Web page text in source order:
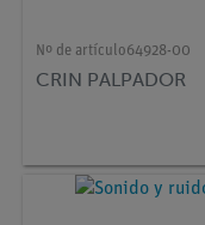
Nº de artículo64928-00
CRIN PALPADOR